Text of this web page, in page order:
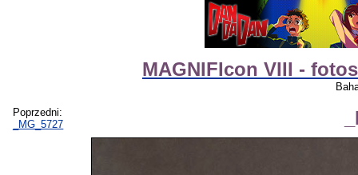
MAGNIFIcon VIII -
Poprzedni:
_MG_5727